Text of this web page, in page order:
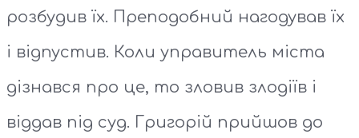
розбудив їх. Преподобний нагодував їх
і відпустив. Коли управитель міста
дізнався про це, то зловив злодіїв і
віддав під суд. Григорій прийшов до